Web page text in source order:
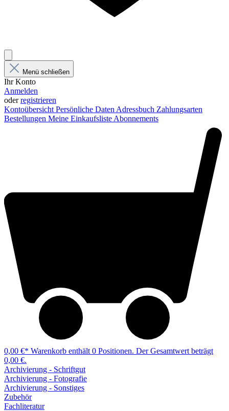
Menü schließen
Ihr Konto
Anmelden
oderregistrieren
Kontoübersicht Persönliche Daten Adressbuch Zahlungsarten
Bestellungen Meine Einkaufsliste Abonnements
0,00 €* Warenkorb enthält 0 Positionen. Der Gesamtwert beträgt
0,00 €.
Archivierung - Schriftgut
Archivierung - Fotografie
Archivierung - Sonstiges
Zubehör
Fachliteratur